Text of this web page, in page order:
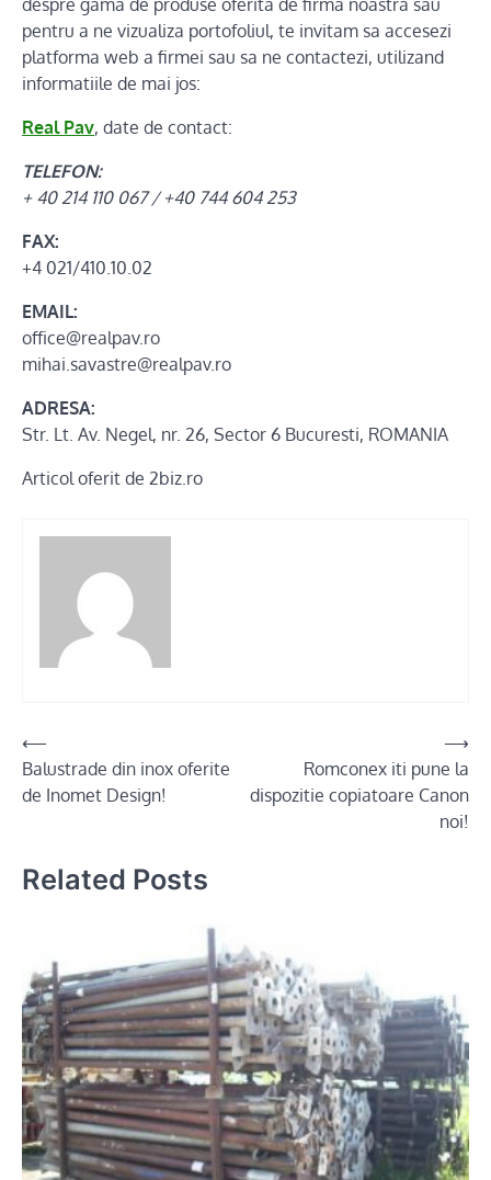
despre gama de produse oferita de firma noastra sau
pentru a ne vizualiza portofoliul, te invitam sa accesezi
platforma web a firmei sau sa ne contactezi, utilizand
informatiile de mai jos:
Real Pav, date de contact:
TELEFON:
+ 40 214 110 067 / +40 744 604 253
FAX:
+4 021/410.10.02
EMAIL:
office@realpav.ro
mihai.savastre@realpav.ro
ADRESA:
Str. Lt. Av. Negel, nr. 26, Sector 6 Bucuresti, ROMANIA
Articol oferit de 2biz.ro
Post
navigation
⟵
Balustrade din inox oferite
de Inomet Design!
Romconex iti pune la
dispozitie copiatoare Canon
noi!
⟶
Related Posts